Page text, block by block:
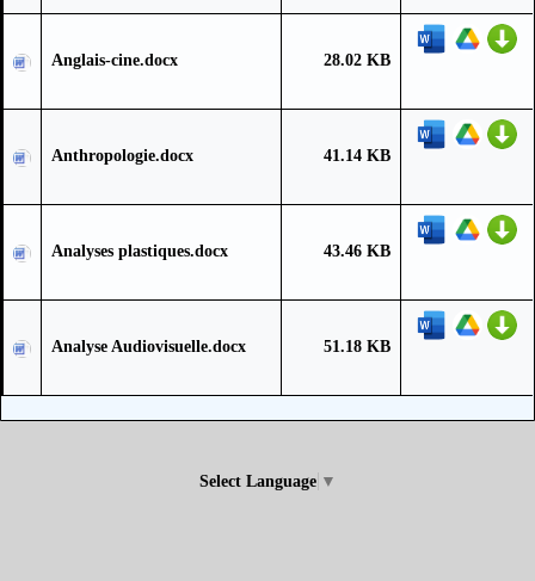
Anglais-cine.docx 28.02 KB
Anthropologie.docx 41.14 KB
Analyses plastiques.docx 43.46 KB
Analyse Audiovisuelle.docx 51.18 KB
Select Language ▼